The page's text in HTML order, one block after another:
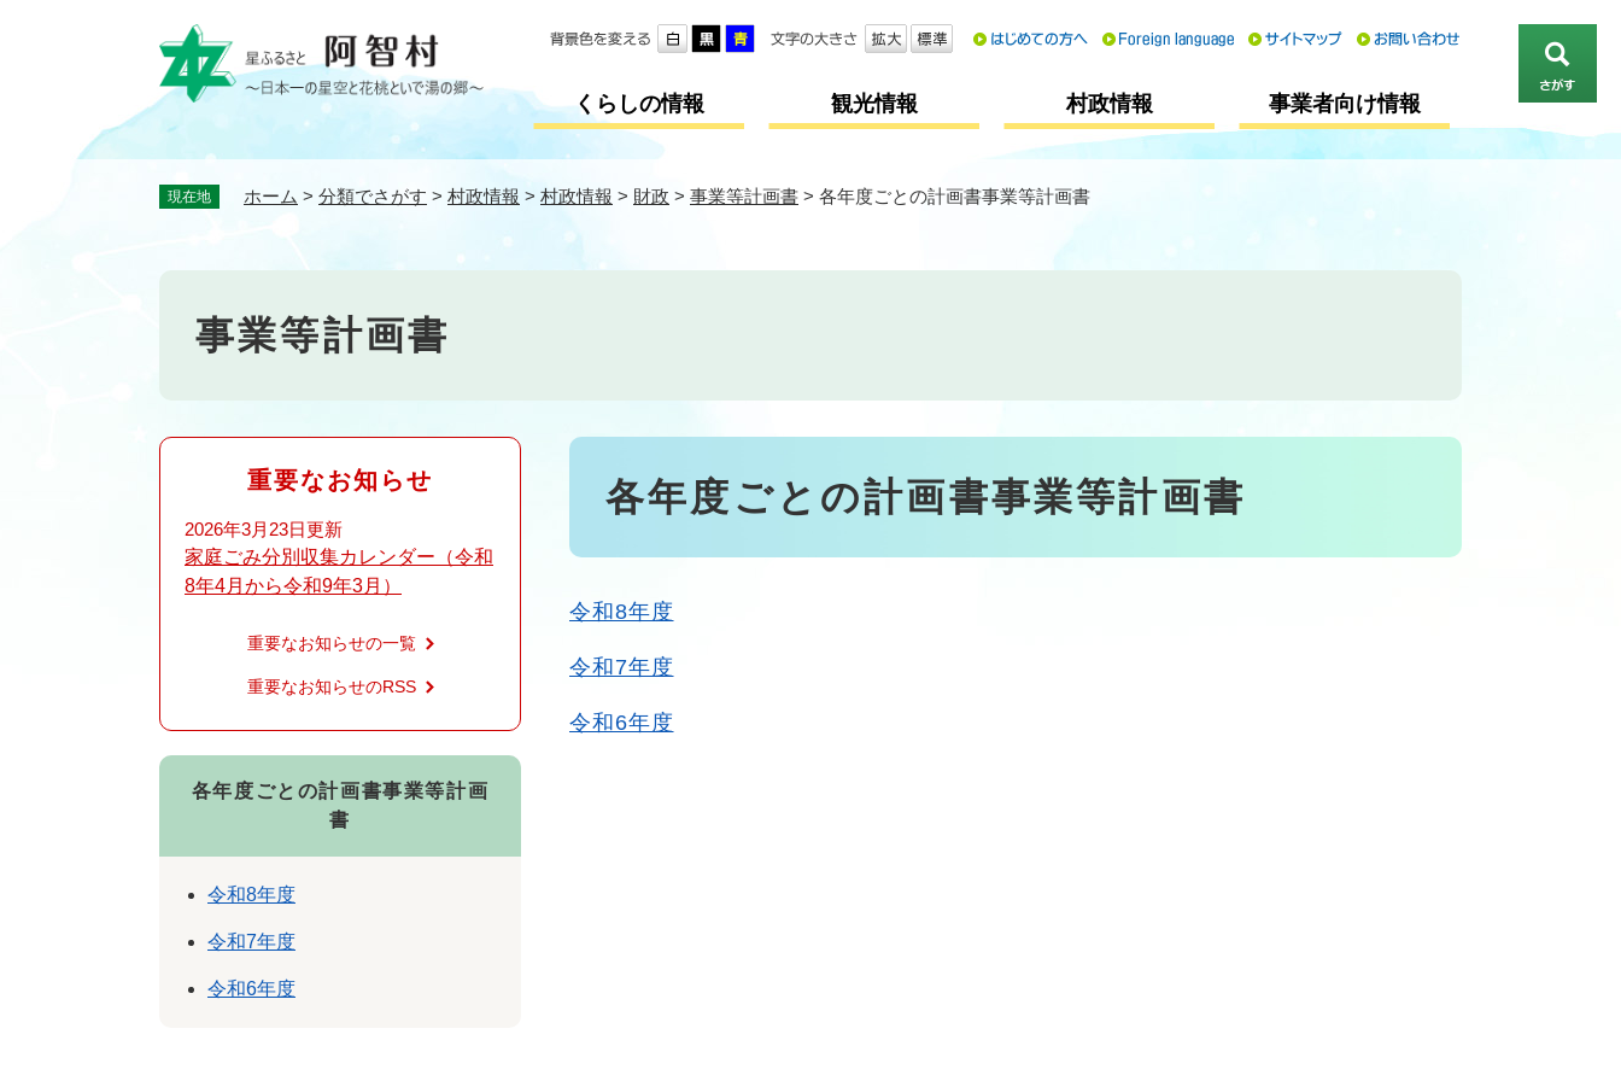
くらしの情報 観光情報 村政情報 事業者向け情報
が
す
現在地 ホーム > 分類でさがす > 村政情報 > 村政情報 > 財政 > 事業等計画書 > 各年度ごとの計画書事業等計画書
事業等計画書
各年度ごとの計画書事業等計画書
令和8年度
令和7年度
令和6年度
重要なお知らせ
2026年3月23日更新
家庭ごみ分別収集カレンダー（令和
8年4月から令和9年3月）
重要なお知らせの一覧
重要なお知らせのRSS
各年度ごとの計画書事業等計画
書
令和8年度
令和7年度
令和6年度